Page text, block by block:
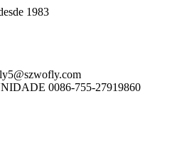
1983
0086-755-27919860